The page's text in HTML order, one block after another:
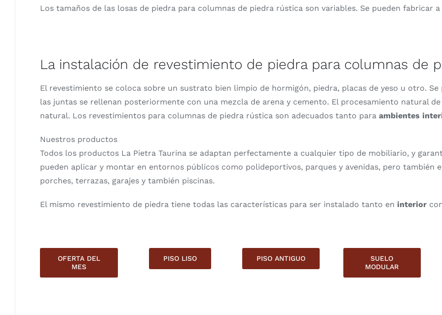
Los tamaños de las losas de piedra para columnas de piedra rústica son variables. Se pueden fabricar
La instalación de revestimiento de piedra para columnas de
El revestimiento se coloca sobre un sustrato bien limpio de hormigón, piedra, placas de yeso u otro.
las juntas se rellenan posteriormente con una mezcla de arena y cemento. El procesamiento natural
natural. Los revestimientos para columnas de piedra rústica son adecuados tanto para ambientes
Nuestros productos
Todos los productos La Pietra Taurina se adaptan perfectamente a cualquier tipo de mobiliario, y
pueden aplicar y montar en entornos públicos como polideportivos, parques y avenidas, pero también
porches, terrazas, garajes y también piscinas.
El mismo revestimiento de piedra tiene todas las características para ser instalado tanto en interior
OFERTA DEL
MES
PISO LISO PISO ANTIGUO
SUELO
MODULAR